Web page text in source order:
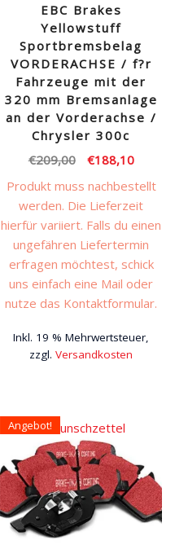
EBC Brakes
Yellowstuff
Sportbremsbelag
VORDERACHSE / f?r
Fahrzeuge mit der
320 mm Bremsanlage
an der Vorderachse /
Chrysler 300c
€209,00
Ursprünglicher
Preis
war:
€209,00
€188,10
Preis
ist:
Produkt muss nachbestellt
werden. Die Lieferzeit
hierfür variiert. Falls du einen
ungefähren Liefertermin
erfragen möchtest, schick
uns einfach eine Mail oder
nutze das Kontaktformular.
Inkl. 19 % Mehrwertsteuer,
zzgl.Versandkosten
Angebot!
Auf den Wunschzettel